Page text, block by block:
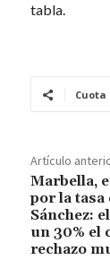
tabla.
Cuota
Artículo
Marbella,
por la tasa
Sánchez:
un 30% el
rechazo